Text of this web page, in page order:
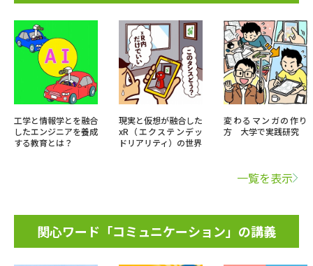
工学と情報学とを融合
したエンジニアを養成
する教育とは？
現実と仮想が融合した
xR（エクステンデッ
ドリアリティ）の世界
変わるマンガの作り
方 大学で実践研究
一覧を表示
関心ワード「コミュニケーション」の講義